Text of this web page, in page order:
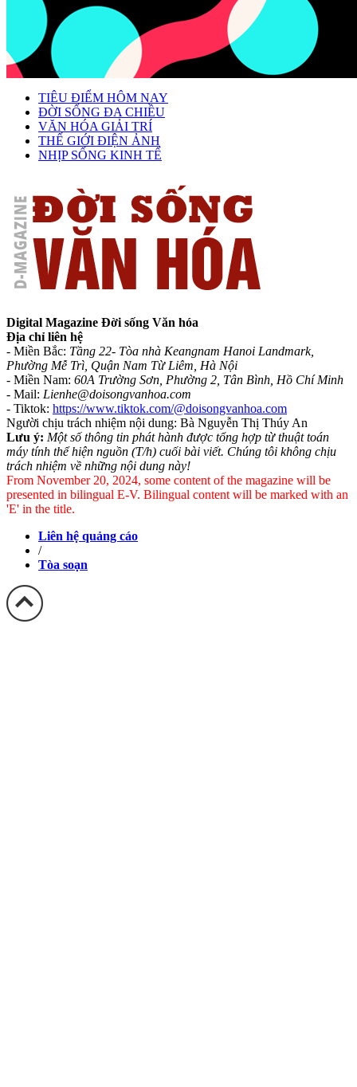
TIÊU ĐIỂM HÔM NAY
ĐỜI SỐNG ĐA CHIỀU
VĂN HÓA GIẢI TRÍ
THẾ GIỚI ĐIỆN ẢNH
NHỊP SỐNG KINH TẾ
Digital Magazine Đời sống Văn hóa
Địa chỉ liên hệ
- Miền Bắc: Tầng 22- Tòa nhà Keangnam Hanoi Landmark,
Phường Mễ Trì, Quận Nam Từ Liêm, Hà Nội
- Miền Nam: 60A Trường Sơn, Phường 2, Tân Bình, Hồ Chí Minh
- Mail: Lienhe@doisongvanhoa.com
- Tiktok: https://www.tiktok.com/@doisongvanhoa.com
Người chịu trách nhiệm nội dung: Bà Nguyễn Thị Thúy An
Lưu ý: Một số thông tin phát hành được tổng hợp từ thuật toán
máy tính thể hiện nguồn (T/h) cuối bài viết. Chúng tôi không chịu
trách nhiệm về những nội dung này!
From November 20, 2024, some content of the magazine will be
presented in bilingual E-V. Bilingual content will be marked with an
'E' in the title.
Liên hệ quảng cáo
/
Tòa soạn